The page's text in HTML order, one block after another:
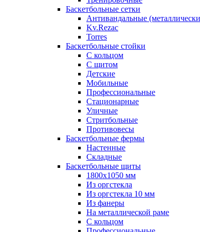
Баскетбольные сетки
Антивандальные
Kv.Rezac
Torres
Баскетбольные стойки
С кольцом
С щитом
Детские
Мобильные
Профессиональные
Стационарные
Уличные
Стритбольные
Противовесы
Баскетбольные фермы
Настенные
Складные
Баскетбольные щиты
1800х1050 мм
Из оргстекла
Из оргстекла 10 мм
Из фанеры
На металлической раме
С кольцом